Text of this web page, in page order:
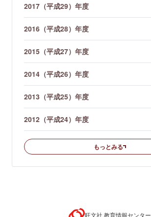
2017（平成29）年度
2016（平成28）年度
2015（平成27）年度
2014（平成26）年度
2013（平成25）年度
2012（平成24）年度
もっとみる
旺文社 教育情報センター